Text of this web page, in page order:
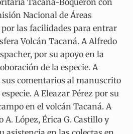
Nacional de Áreas
las facilidades para entrar
Volcán Tacaná. A Alfredo
por su apoyo en la
de la especie. A
sus comentarios al manuscrito
A Eleazar Pérez por su
en el volcán Tacaná. A
A. López, Érica G. Castillo y